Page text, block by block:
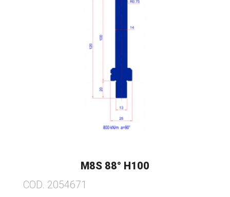
M8S 88° H100
COD. 2054671